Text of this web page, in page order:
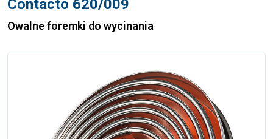
Contacto 620/009
Owalne foremki do wycinania